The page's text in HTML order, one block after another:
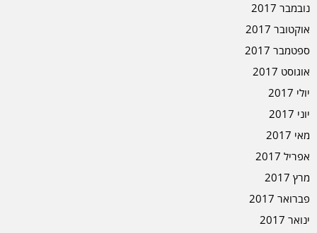
נובמבר 2017
אוקטובר 2017
ספטמבר 2017
אוגוסט 2017
יולי 2017
יוני 2017
מאי 2017
אפריל 2017
מרץ 2017
פברואר 2017
ינואר 2017